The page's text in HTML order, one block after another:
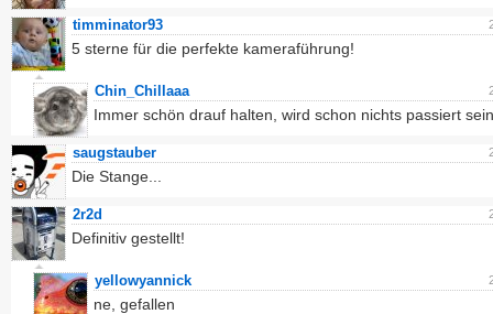
timminator93
5 sterne für die perfekte kameraführung!
Chin_Chillaaa
Immer schön drauf halten, wird schon nichts passiert
saugstauber
Die Stange...
2r2d
Definitiv gestellt!
yellowyannick
ne, gefallen